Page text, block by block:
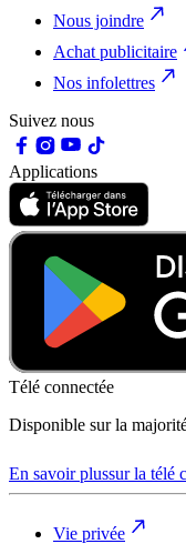
Nous joindre
Achat publicitaire
Nos infolettres
Suivez nous
Applications
Télé connectée
Disponible sur la
En savoir plussur la télé
Vie privée